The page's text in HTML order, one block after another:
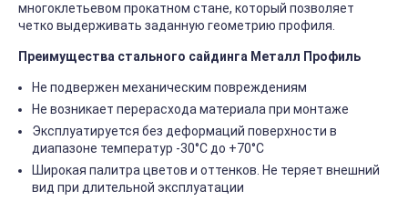
многоклетьевом прокатном стане, который позволяет
четко выдерживать заданную геометрию профиля.
Преимущества стального сайдинга Металл Профиль
Не подвержен механическим повреждениям
Не возникает перерасхода материала при монтаже
Эксплуатируется без деформаций поверхности в
диапазоне температур -30°C до +70°C
Широкая палитра цветов и оттенков. Не теряет внешний
вид при длительной эксплуатации